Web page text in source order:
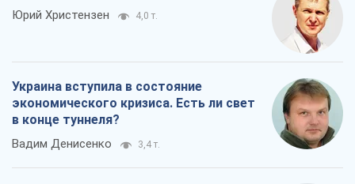
Юрий Христензен 4,0 т.
Украина вступила в состояние
экономического кризиса. Есть ли свет
в конце туннеля?
Вадим Денисенко 3,4 т.